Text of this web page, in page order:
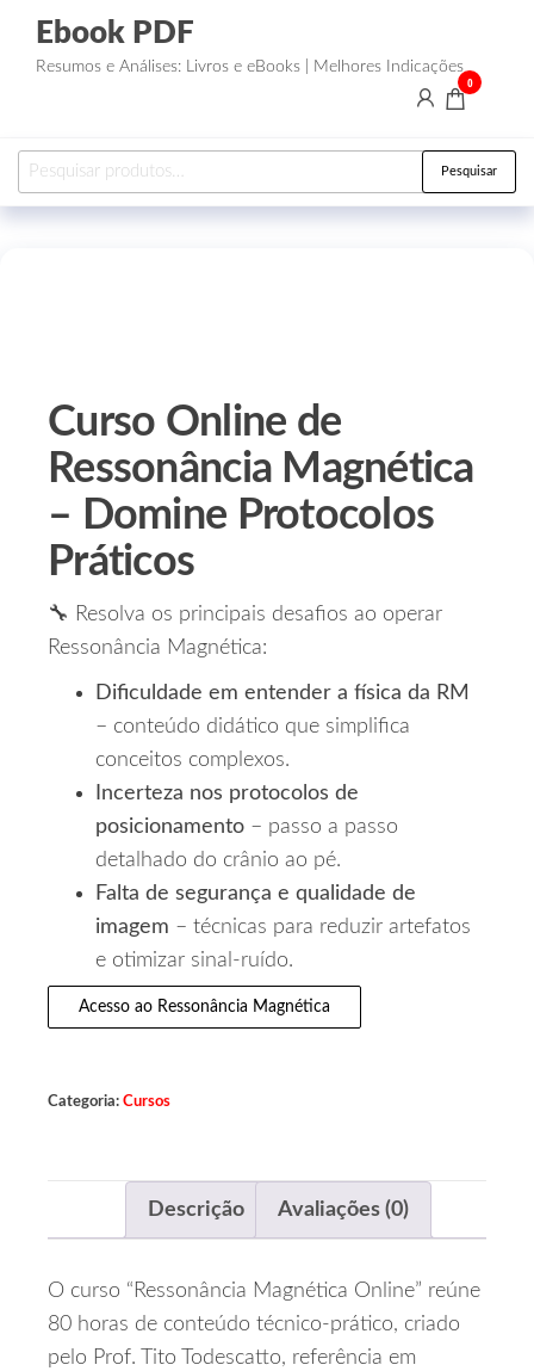
Ebook PDF
Resumos e Análises: Livros e eBooks | Melhores Indicações
0
Pesquisar
Curso Online de
Ressonância Magnética
– Domine Protocolos
Práticos
🔧 Resolva os principais desafios ao operar
Ressonância Magnética:
Dificuldade em entender a física da RM
– conteúdo didático que simplifica
conceitos complexos.
Incerteza nos protocolos de
posicionamento – passo a passo
detalhado do crânio ao pé.
Falta de segurança e qualidade de
imagem – técnicas para reduzir artefatos
e otimizar sinal‑ruído.
Acesso ao Ressonância Magnética
Categoria: Cursos
Descrição Avaliações (0)
O curso “Ressonância Magnética Online” reúne
80 horas de conteúdo técnico‑prático, criado
pelo Prof. Tito Todescatto, referência em